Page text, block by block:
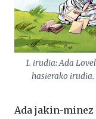
1. irudia:Ada
hasierako
Ada jakin-minez